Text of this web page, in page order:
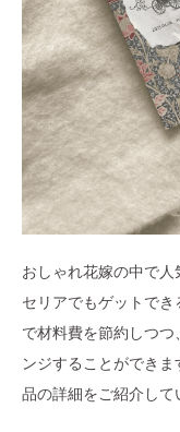
おしゃれ花嫁の中で人
セリアでもゲットで
で材料費を節約しつ
ンジすることができ
品の詳細をご紹介して